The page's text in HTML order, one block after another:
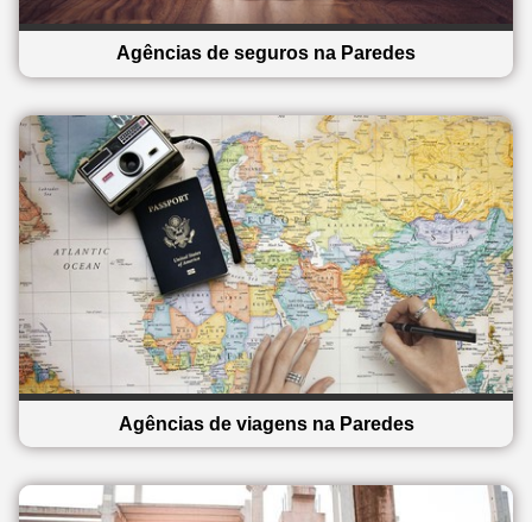
Agências de seguros na Paredes
Agências de viagens na Paredes